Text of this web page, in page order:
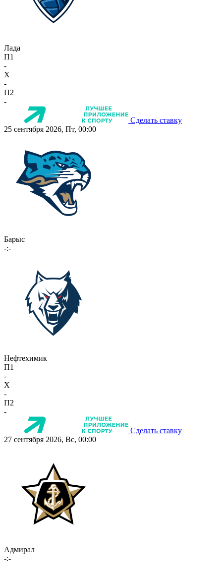
Лада
П1
-
X
-
П2
-
Сделать ставку
25 сентября 2026, Пт, 00:00
Барыс
-:-
Нефтехимик
П1
-
X
-
П2
-
Сделать ставку
27 сентября 2026, Вс, 00:00
Адмирал
-:-